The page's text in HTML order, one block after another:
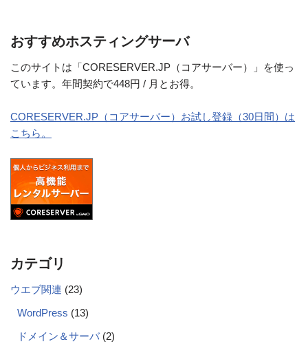
おすすめホスティングサーバ
このサイトは「CORESERVER.JP（コアサーバー）」を使っ
ています。年間契約で448円 / 月とお得。
CORESERVER.JP（コアサーバー）お試し登録（30日間）は
こちら。
カテゴリ
ウエブ関連 (23)
WordPress (13)
ドメイン＆サーバ(2)